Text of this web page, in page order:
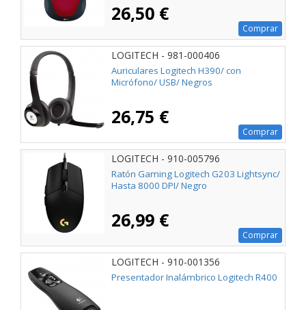
26,50 €
Comprar
LOGITECH - 981-000406
Auriculares Logitech H390/ con
Micrófono/ USB/ Negros
26,75 €
Comprar
LOGITECH - 910-005796
Ratón Gaming Logitech G203 Lightsync/
Hasta 8000 DPI/ Negro
26,99 €
Comprar
LOGITECH - 910-001356
Presentador Inalámbrico Logitech R400